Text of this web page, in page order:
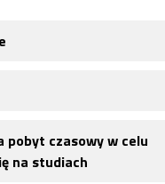
pobyt czasowy w celu
na studiach